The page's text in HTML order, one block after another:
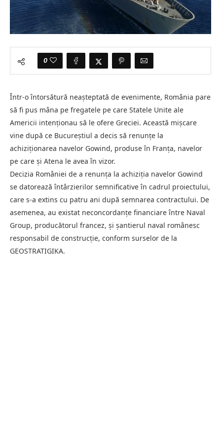
0
Într-o întorsătură neașteptată de evenimente, România pare
să fi pus mâna pe fregatele pe care Statele Unite ale
Americii intenționau să le ofere Greciei. Această mișcare
vine după ce Bucureștiul a decis să renunțe la
achiziționarea navelor Gowind, produse în Franța, navelor
pe care și Atena le avea în vizor.
Decizia României de a renunța la achiziția navelor Gowind
se datorează întârzierilor semnificative în cadrul proiectului,
care s-a extins cu patru ani după semnarea contractului. De
asemenea, au existat neconcordanțe financiare între Naval
Group, producătorul francez, și șantierul naval românesc
responsabil de construcție, conform surselor de la
GEOSTRATIGIKA.